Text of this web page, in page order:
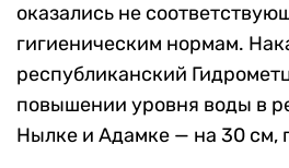
оказались не
гигиеническим нормам.
республиканский
повышении уровня воды в
Нылке и Адамке — на 30 см,